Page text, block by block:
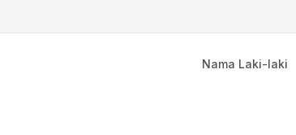
Nama Laki-laki